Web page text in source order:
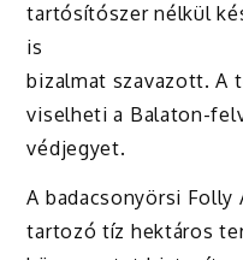
tartósítószer nélkül
is
bizalmat szavazott. A
viselheti a Balaton-
védjegyet.
A badacsonyörsi Folly
tartozó tíz hektáros